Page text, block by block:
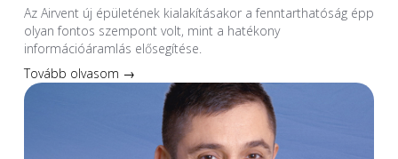
Az Airvent új épületének kialakításakor a fenntarthatóság épp
olyan fontos szempont volt, mint a hatékony
információáramlás elősegítése.
Tovább olvasom →